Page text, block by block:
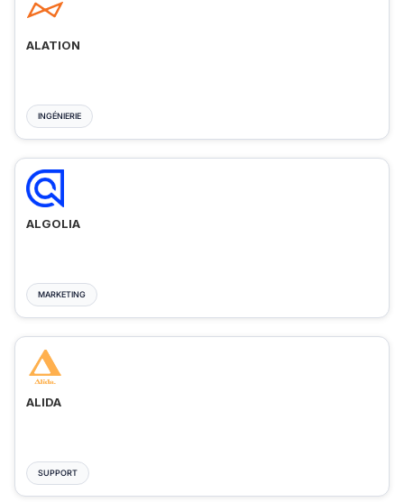
ALATION
INGÉNIERIE
ALGOLIA
MARKETING
ALIDA
SUPPORT